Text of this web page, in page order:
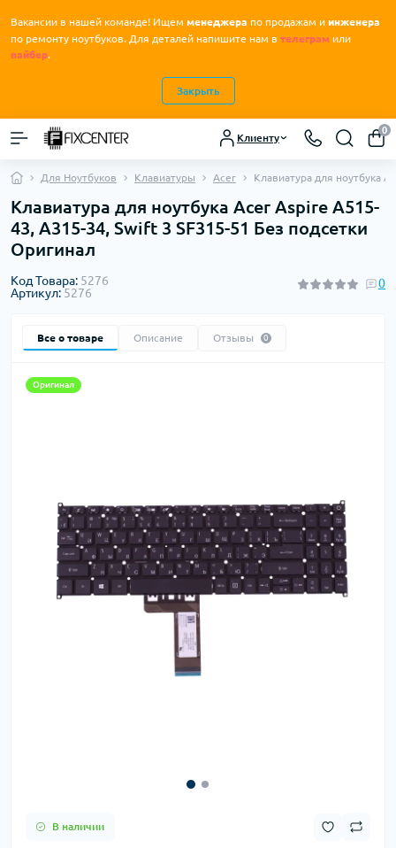
Вакансии в нашей команде! Ищем менеджера по продажам и инженера
по ремонту ноутбуков. Для деталей напишите нам в телеграм или
вайбер.
Закрыть
Клиенту
0
Для Ноутбуков Клавиатуры Acer Клавиатура для ноутбука
Клавиатура для ноутбука Acer Aspire A515-
43, A315-34, Swift 3 SF315-51 Без подсетки
Оригинал
Код Товара: 5276
Артикул: 5276
0
Все о товаре Описание Отзывы 0
Оригинал
В наличии